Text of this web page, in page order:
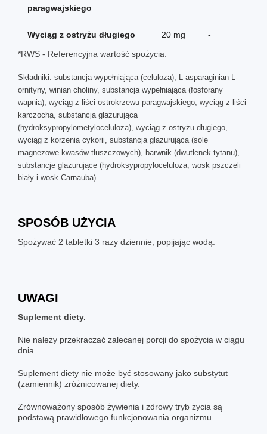
paragwajskiego
Wyciąg z ostryżu długiego 20 mg
-
*RWS - Referencyjna wartość spożycia.
Składniki: substancja wypełniająca (celuloza), L-asparaginian L-
ornityny, winian choliny, substancja wypełniająca (fosforany
wapnia), wyciąg z liści ostrokrzewu paragwajskiego, wyciąg z liści
karczocha, substancja glazurująca
(hydroksypropylometyloceluloza), wyciąg z ostryżu długiego,
wyciąg z korzenia cykorii, substancja glazurująca (sole
magnezowe kwasów tłuszczowych), barwnik (dwutlenek tytanu),
substancje glazurujące (hydroksypropyloceluloza, wosk pszczeli
biały i wosk Carnauba).
SPOSÓB UŻYCIA
Spożywać 2 tabletki 3 razy dziennie, popijając wodą.
UWAGI
Suplement diety.
Nie należy przekraczać zalecanej porcji do spożycia w ciągu
dnia.
Suplement diety nie może być stosowany jako substytut
(zamiennik) zróżnicowanej diety.
Zrównoważony sposób żywienia i zdrowy tryb życia są
podstawą prawidłowego funkcjonowania organizmu.